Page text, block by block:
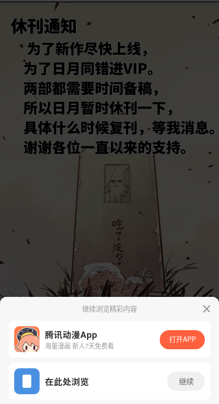
App免费看
下一话
继续浏览精彩内容
腾讯动漫App
海量漫画 新人7天免费看
打开APP
在此处浏览 继续